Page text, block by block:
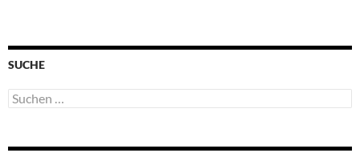
SUCHE
Suchen
nach: